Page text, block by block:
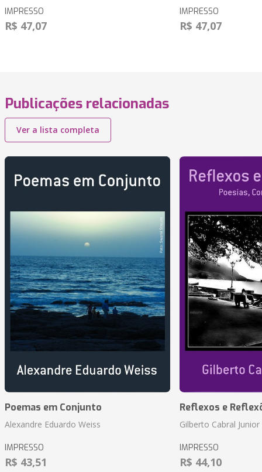
IMPRESSO
R$ 47,07
IMPRESSO
R$ 47,07
Publicações relacionadas
Ver a lista completa
Poemas em Conjunto
Alexandre Eduardo Weiss
IMPRESSO
R$ 43,51
Reflexos e
Gilberto Cabral Junior
IMPRESSO
R$ 44,10